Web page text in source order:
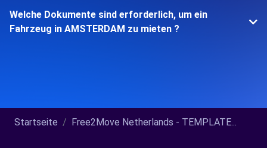
Welche Dokumente sind erforderlich, um ein
Fahrzeug in AMSTERDAM zu mieten ?
Startseite Free2Move Netherlands - TEMPLATE...